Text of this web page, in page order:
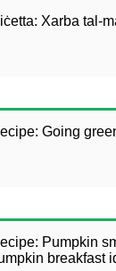
Xarba tal-
Going
Pumpkin
breakfast